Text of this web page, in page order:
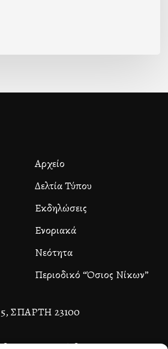
Αρχείο
Δελτία Τύπου
Εκδηλώσεις
Ενοριακά
Νεότητα
Περιοδικό “Όσιος Νίκων”
ΣΠΑΡΤΗ 23100